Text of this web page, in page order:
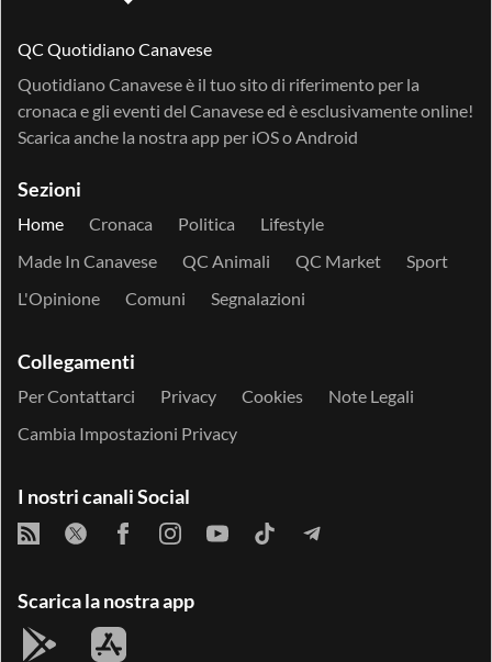
QC Quotidiano Canavese
Quotidiano Canavese è il tuo sito di riferimento per la
cronaca e gli eventi del Canavese ed è esclusivamente online!
Scarica anche la nostra app per iOSoAndroid
Sezioni
Home Cronaca Politica
Lifestyle
Made In Canavese
QC Animali QC Market
Sport
L'Opinione
Comuni Segnalazioni
Collegamenti
Per Contattarci Privacy Cookies
Note Legali
Cambia Impostazioni Privacy
I nostri canali Social
Scarica la nostra app